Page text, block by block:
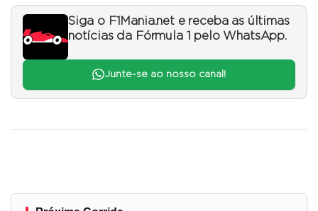
Siga o F1Mania.net e receba as últimas
notícias da Fórmula 1 pelo WhatsApp.
Junte-se ao nosso canal!